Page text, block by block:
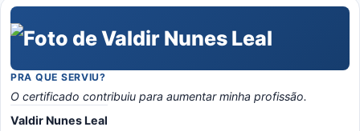
PRA QUE SERVIU?
O certificado contribuiu para aumentar minha profissão.
Valdir Nunes Leal